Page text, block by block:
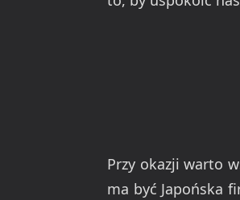
Przy okazji warto
ma być Japońska